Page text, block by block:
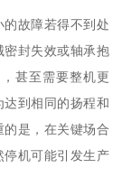
故障若得不到处
封失效或轴承抱
甚至需要整机更
到相同的扬程和
是，在关键场合
停机可能引发生产